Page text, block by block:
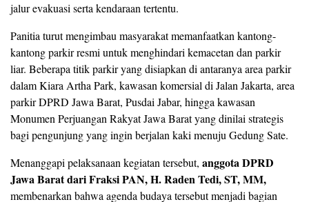
jalur evakuasi serta kendaraan tertentu.
Panitia turut mengimbau masyarakat memanfaatkan kantong-
kantong parkir resmi untuk menghindari kemacetan dan parkir
liar. Beberapa titik parkir yang disiapkan di antaranya area parkir
dalam Kiara Artha Park, kawasan komersial di Jalan Jakarta, area
parkir DPRD Jawa Barat, Pusdai Jabar, hingga kawasan
Monumen Perjuangan Rakyat Jawa Barat yang dinilai strategis
bagi pengunjung yang ingin berjalan kaki menuju Gedung Sate.
Menanggapi pelaksanaan kegiatan tersebut, anggota DPRD
Jawa Barat dari Fraksi PAN, H. Raden Tedi, ST, MM,
membenarkan bahwa agenda budaya tersebut menjadi bagian